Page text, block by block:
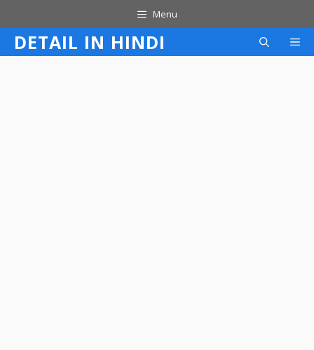
to
content
Menu
DETAIL IN HINDI